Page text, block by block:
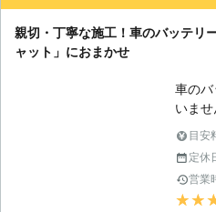
親切・丁寧な施工！車のバッテリ
ャット」におまかせ
車の
いま
バッ
と、
まり
のた
にでも
目安
定休
営業